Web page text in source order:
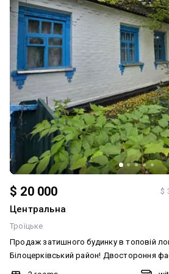
$ 20 000 $
Центральна
Троїцьке
Продаж затишного будинку в топовій
Білоцерківський район! Двостороння фасадна ділянка — з
виходом на трасу та вулицю. Загальна площа: 56,2 м² Житлова: